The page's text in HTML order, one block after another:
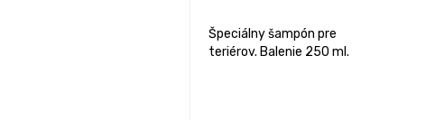
Špeciálny šampón pre
teriérov. Balenie 250 ml.